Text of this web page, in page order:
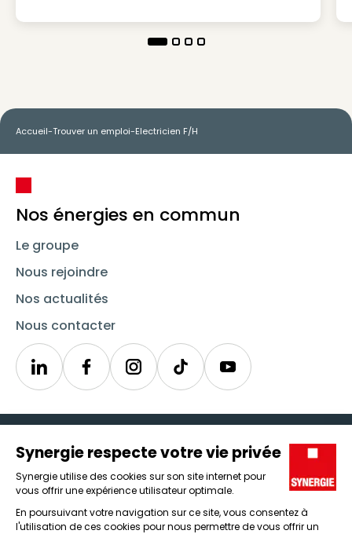
Accueil-Trouver un emploi-Electricien F/H
Nos énergies en commun
Le groupe
Nous rejoindre
Nos actualités
Nous contacter
LinkedinSynergieInstagramTikTok Youtube
Icône d'illustration
Candidats
Entreprises
Icône d'illustration
Nos agences
Icône d'illustration